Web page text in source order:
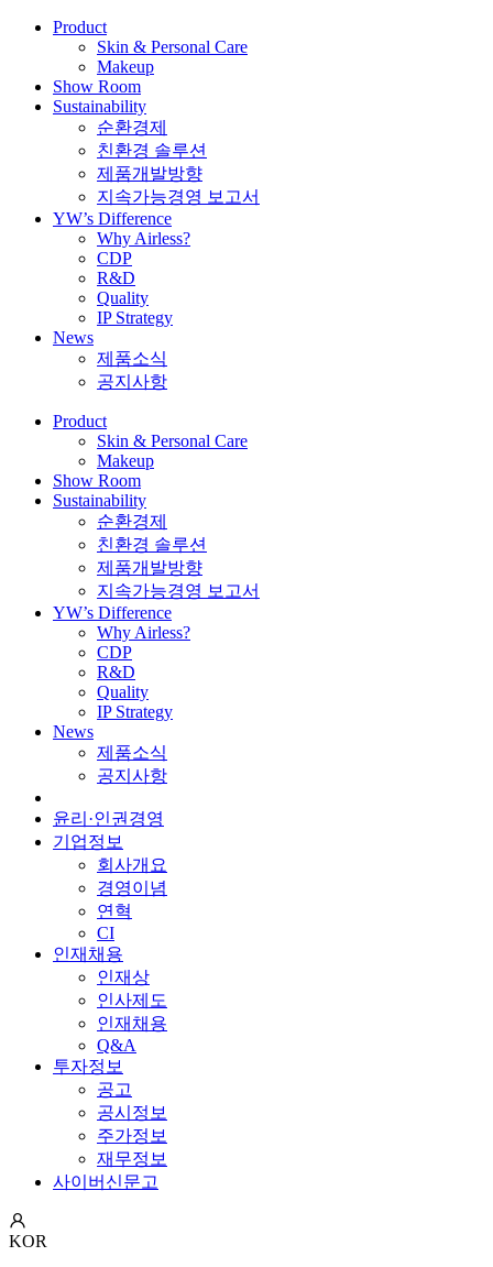
Product
Skin & Personal Care
Makeup
Show Room
Sustainability
순환경제
친환경 솔루션
제품개발방향
지속가능경영 보고서
YW’s Difference
Why Airless?
CDP
R&D
Quality
IP Strategy
News
제품소식
공지사항
Product
Skin & Personal Care
Makeup
Show Room
Sustainability
순환경제
친환경 솔루션
제품개발방향
지속가능경영 보고서
YW’s Difference
Why Airless?
CDP
R&D
Quality
IP Strategy
News
제품소식
공지사항
윤리·인권경영
기업정보
회사개요
경영이념
연혁
CI
인재채용
인재상
인사제도
인재채용
Q&A
투자정보
공고
공시정보
주가정보
재무정보
사이버신문고
KOR